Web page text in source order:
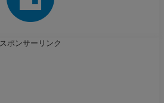
スポンサーリンク